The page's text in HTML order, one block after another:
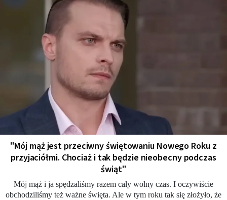
"Mój mąż jest przeciwny świętowaniu Nowego Roku z
przyjaciółmi. Chociaż i tak będzie nieobecny podczas
świąt"
Mój mąż i ja spędzaliśmy razem cały wolny czas. I oczywiście
obchodziliśmy też ważne święta. Ale w tym roku tak się złożyło, że